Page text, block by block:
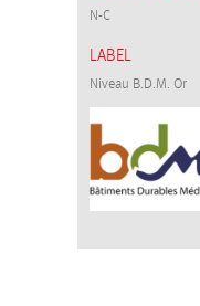
N-C
LABEL
Niveau B.D.M. Or